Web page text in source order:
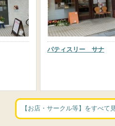
パティスリー サナ
【お店・サークル等】をすべて